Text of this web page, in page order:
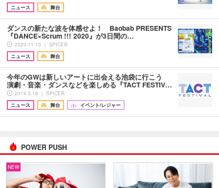
ニュース
舞台
ダンスの新たな波を体感せよ！ Baobab PRESENTS
『DANCE×Scrum !!! 2020』が3日間の…
2020.11.13 ｜ SPICER
ニュース
舞台
今年のGWは新しいアートに出会える池袋に行こう
演劇・音楽・ダンスなどを楽しめる『TACT FESTIV…
2019.3.18 ｜ SPICER
ニュース
舞台 イベント/レジャー
POWER PUSH
NEW